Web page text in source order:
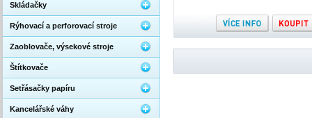
Skládačky
Rýhovací a perforovací stroje
Zaoblovače, výsekové stroje
Štítkovače
Setřásačky papíru
Kancelářské váhy